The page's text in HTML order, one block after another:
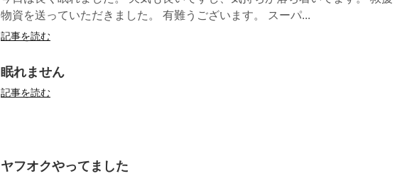
物資を送っていただきました。 有難うございます。 スーパ...
記事を読む
眠れません
記事を読む
ヤフオクやってました